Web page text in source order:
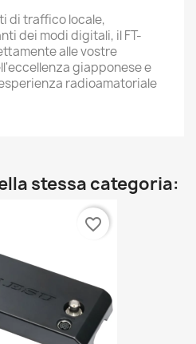
di traffico locale,
dei modi digitali, il FT-
alle vostre
giapponese e
radioamatoriale
stessa categoria:
favorite_border